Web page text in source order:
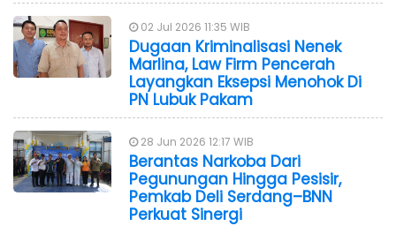
02 Jul 2026 11:35 WIB
Dugaan Kriminalisasi Nenek
Marlina, Law Firm Pencerah
Layangkan Eksepsi Menohok Di
PN Lubuk Pakam
28 Jun 2026 12:17 WIB
Berantas Narkoba Dari
Pegunungan Hingga Pesisir,
Pemkab Deli Serdang–BNN
Perkuat Sinergi